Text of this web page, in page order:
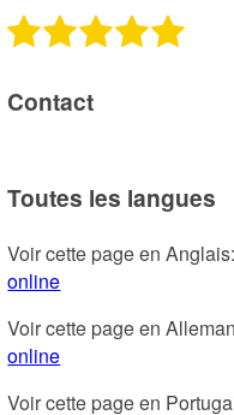
Contact
Toutes les langues
Voir cette page en Anglais:
online
Voir cette page en
online
Voir cette page en